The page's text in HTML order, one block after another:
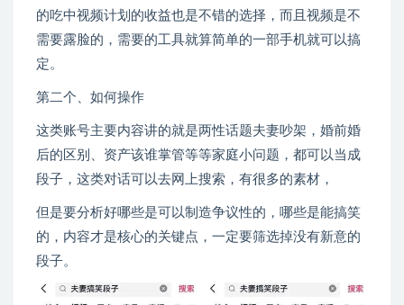
的吃中视频计划的收益也是不错的选择，而且视频是不
需要露脸的，需要的工具就算简单的一部手机就可以搞
定。
第二个、如何操作
这类账号主要内容讲的就是两性话题夫妻吵架，婚前婚
后的区别、资产该谁掌管等等家庭小问题，都可以当成
段子，这类对话可以去网上搜索，有很多的素材，
但是要分析好哪些是可以制造争议性的，哪些是能搞笑
的，内容才是核心的关键点，一定要筛选掉没有新意的
段子。